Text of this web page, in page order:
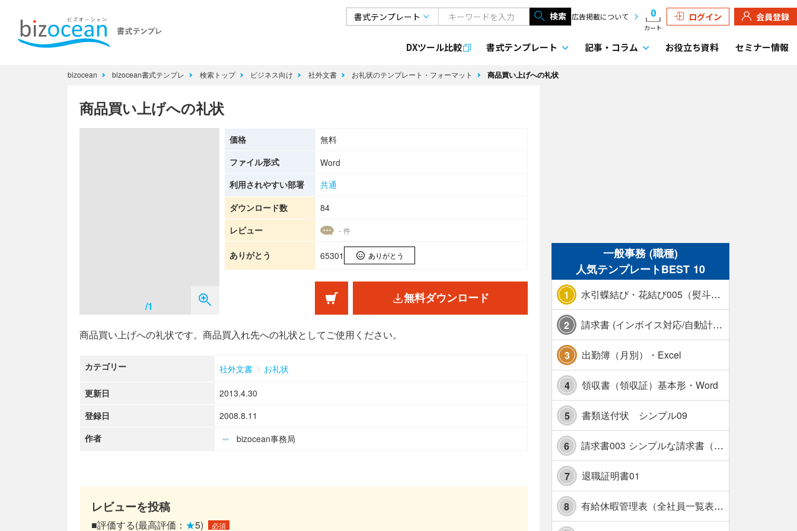
検索 広告掲載について 0
カート
ログイン 会員登録
DXツール比較 書式テンプレート 記事・ コラム お役立ち資料 セミナー情報
bizocean bizocean書式テンプレ 検索トップ ビジネス向け 社外文書 お礼状のテンプレート・フォーマット 商品買い上げへの礼状
商品買い上げへの礼状
/1
価格
無料
ファイル形式
Word
利用されやすい部署
共通
ダウンロード数
84
レビュー
- 件
ありがとう 65301 ありがとう
無料ダウンロード
商品買い上げへの礼状です。商品買入れ先への礼状としてご使用ください。
カテゴリー 社外文書 > お礼状
更新日
2013.4.30
登録日
2008.8.11
作者
bizocean事務局
レビューを投稿
■評価する(最高評価： ★5) 必須
一般事務 (職種)
人気テンプレートBEST 10
1 水引蝶結び・花結び005（熨斗あり）
2 請求書 (インボイス対応/自動計算/A4 縦) カラー 使い方解説あり
3 出勤簿（月別）・Excel
4 領収書（領収証）基本形・Word
5 書類送付状 シンプル09
6 請求書003 シンプルな請求書（消費税10％対応）
7 退職証明書01
8 有給休暇管理表（全社員一覧表版）・横【見本付き】